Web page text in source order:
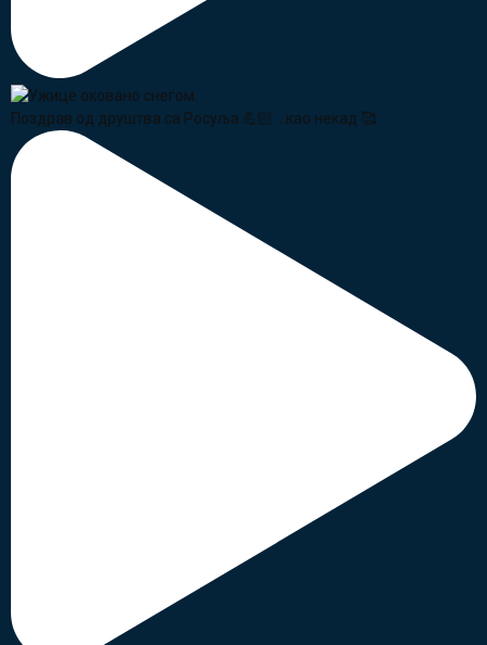
Поздрав од друштва са Росуља 💪🏻 ...као некад 🥰